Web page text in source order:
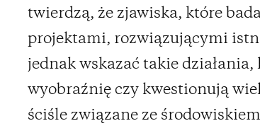
twierdzą, że zjawiska, które
projektami, rozwiązującymi
jednak wskazać takie
wyobraźnię czy kwestionują
ściśle związane ze